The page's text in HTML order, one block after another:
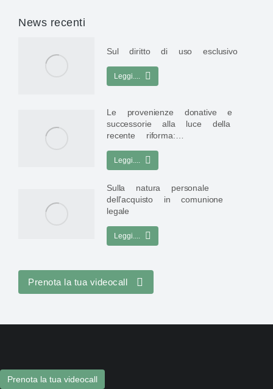
News recenti
Sul diritto di uso esclusivo
Leggi....
Le provenienze donative e
successorie alla luce della
recente riforma:…
Leggi....
Sulla natura personale
dell’acquisto in comunione
legale
Leggi....
Prenota la tua videocall
Prenota la tua videocall